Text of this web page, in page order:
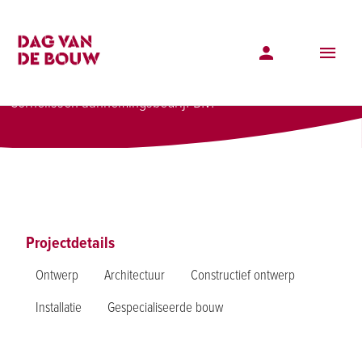
Sidekix - Nieuwbouw kantoor Uden
Cornelissen aannemingsbedrijf B.V.
Projectdetails
Ontwerp Architectuur
Constructief ontwerp
Installatie
Gespecialiseerde bouw